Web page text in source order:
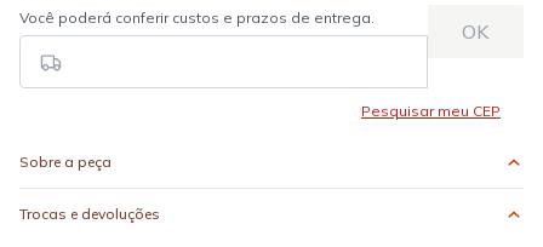
Sobre a peça
Trocas e devoluções